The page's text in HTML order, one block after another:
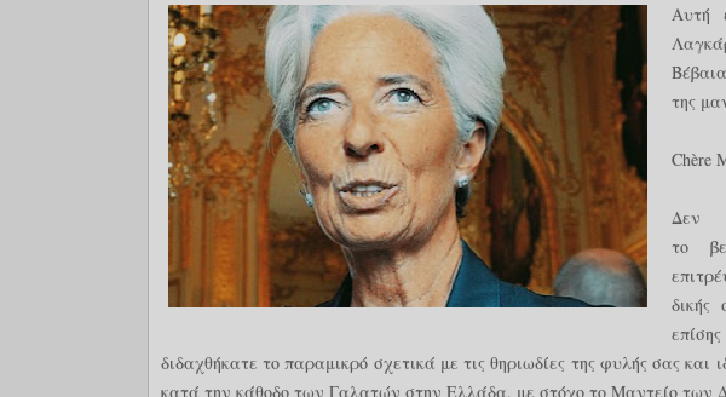
Αυτή
της
Chère
το
διδαχθήκατε το παραμικρό σχετικά με τις θηριωδίες της φυλής σας
κατά την κάθοδο των Γαλατών στην Ελλάδα, με στόχο το Μαντείο των